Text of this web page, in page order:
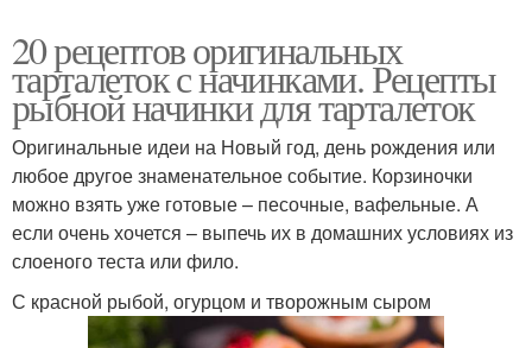
20 рецептов оригинальных
тарталеток с начинками. Рецепты
рыбной начинки для тарталеток
Оригинальные идеи на Новый год, день рождения или
любое другое знаменательное событие. Корзиночки
можно взять уже готовые – песочные, вафельные. А
если очень хочется – выпечь их в домашних условиях из
слоеного теста или фило.
С красной рыбой, огурцом и творожным сыром